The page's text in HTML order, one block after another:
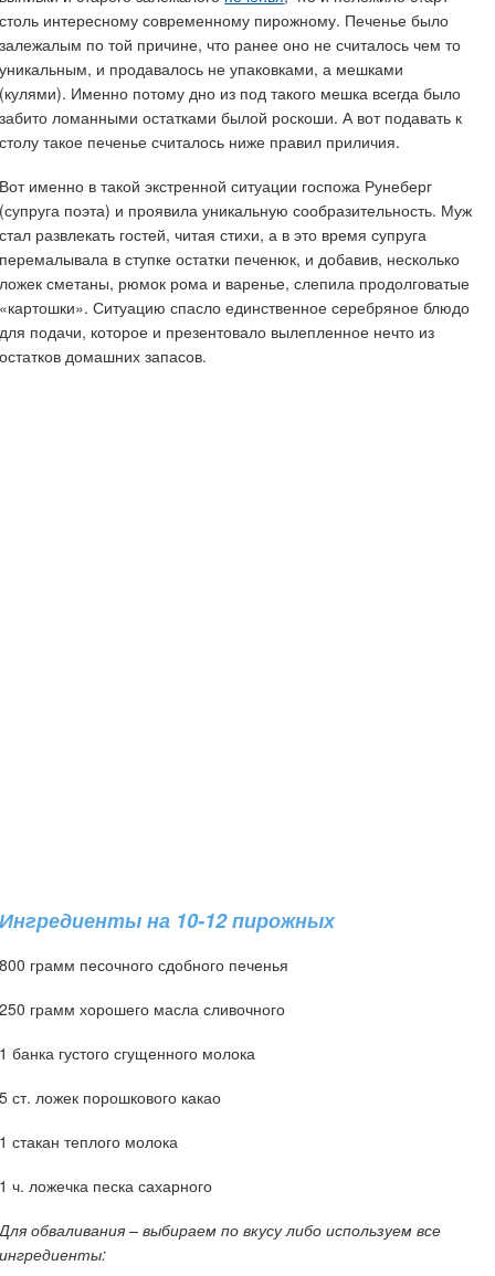
столь интересному современному пирожному. Печенье было
залежалым по той причине, что ранее оно не считалось чем то
уникальным, и продавалось не упаковками, а мешками
(кулями). Именно потому дно из под такого мешка всегда было
забито ломанными остатками былой роскоши. А вот подавать к
столу такое печенье считалось ниже правил приличия.
Вот именно в такой экстренной ситуации госпожа Рунеберг
(супруга поэта) и проявила уникальную сообразительность. Муж
стал развлекать гостей, читая стихи, а в это время супруга
перемалывала в ступке остатки печенюк, и добавив, несколько
ложек сметаны, рюмок рома и варенье, слепила продолговатые
«картошки». Ситуацию спасло единственное серебряное блюдо
для подачи, которое и презентовало вылепленное нечто из
остатков домашних запасов.
Ингредиенты на 10-12 пирожных
800 грамм песочного сдобного печенья
250 грамм хорошего масла сливочного
1 банка густого сгущенного молока
5 ст. ложек порошкового какао
1 стакан теплого молока
1 ч. ложечка песка сахарного
Для обваливания – выбираем по вкусу либо используем все
ингредиенты: